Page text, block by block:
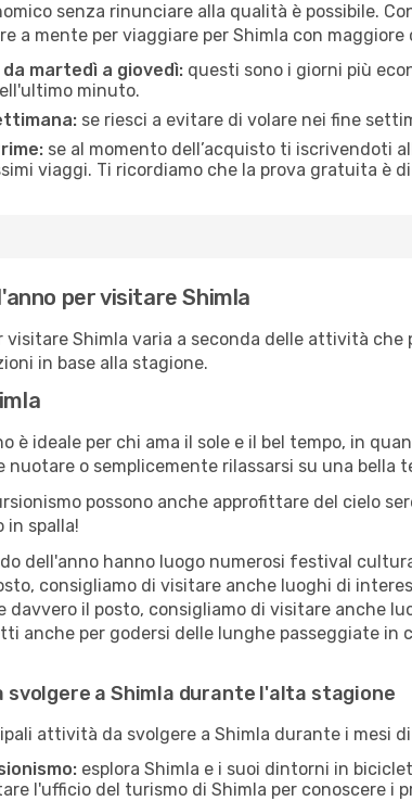
senza rinunciare alla qualità è possibile.
a mente per viaggiare per Shimla con maggiore
martedì a giovedì: questi sono i giorni più
minuto.
se riesci a evitare di volare nei fine
se al momento dell’acquisto ti iscrivendoti
viaggi. Ti ricordiamo che la prova gratuita è
per visitare Shimla
visitare Shimla varia a seconda delle attività
in base alla stagione.
è ideale per chi ama il sole e il bel tempo, in
o semplicemente rilassarsi su una bella
possono anche approfittare del cielo
in spalla!
dell'anno hanno luogo numerosi festival
consigliamo di visitare anche luoghi di
davvero il posto, consigliamo di visitare anche
anche per godersi delle lunghe passeggiate
a Shimla durante l'alta stagione
attività da svolgere a Shimla durante i mesi
esplora Shimla e i suoi dintorni in
l'ufficio del turismo di Shimla per conoscere i